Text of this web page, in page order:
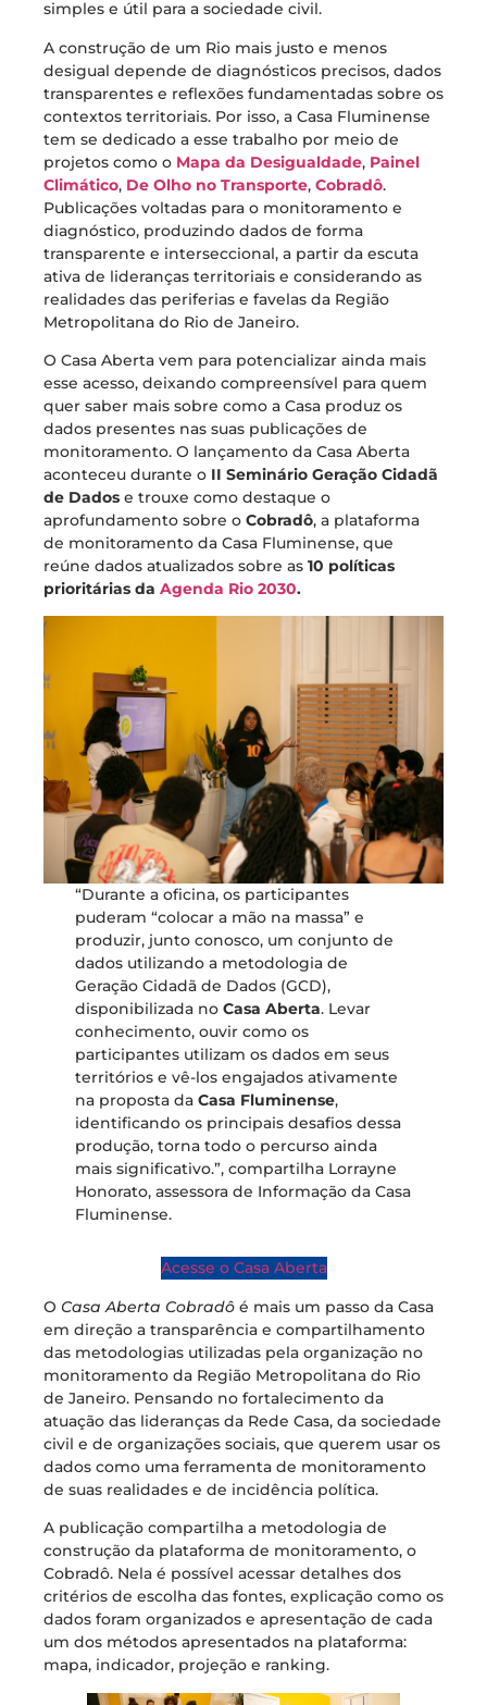
simples e útil para a sociedade civil.
A construção de um Rio mais justo e menos
desigual depende de diagnósticos precisos, dados
transparentes e reflexões fundamentadas sobre os
contextos territoriais. Por isso, a Casa Fluminense
tem se dedicado a esse trabalho por meio de
projetos como o Mapa da Desigualdade, Painel
Climático, De Olho no Transporte, Cobradô.
Publicações voltadas para o monitoramento e
diagnóstico, produzindo dados de forma
transparente e interseccional, a partir da escuta
ativa de lideranças territoriais e considerando as
realidades das periferias e favelas da Região
Metropolitana do Rio de Janeiro.
O Casa Aberta vem para potencializar ainda mais
esse acesso, deixando compreensível para quem
quer saber mais sobre como a Casa produz os
dados presentes nas suas publicações de
monitoramento. O lançamento da Casa Aberta
aconteceu durante o II Seminário Geração Cidadã
de Dados e trouxe como destaque o
aprofundamento sobre o Cobradô, a plataforma
de monitoramento da Casa Fluminense, que
reúne dados atualizados sobre as 10 políticas
prioritárias da Agenda Rio 2030.
“Durante a oficina, os participantes
puderam “colocar a mão na massa” e
produzir, junto conosco, um conjunto de
dados utilizando a metodologia de
Geração Cidadã de Dados (GCD),
disponibilizada noCasa Aberta. Levar
conhecimento, ouvir como os
participantes utilizam os dados em seus
territórios e vê-los engajados ativamente
na proposta daCasa Fluminense,
identificando os principais desafios dessa
produção, torna todo o percurso ainda
mais significativo.”, compartilha Lorrayne
Honorato, assessora de Informação da Casa
Fluminense.
Acesse o Casa Aberta
O Casa Aberta Cobradô é mais um passo da Casa
em direção a transparência e compartilhamento
das metodologias utilizadas pela organização no
monitoramento da Região Metropolitana do Rio
de Janeiro. Pensando no fortalecimento da
atuação das lideranças da Rede Casa, da sociedade
civil e de organizações sociais, que querem usar os
dados como uma ferramenta de monitoramento
de suas realidades e de incidência política.
A publicação compartilha a metodologia de
construção da plataforma de monitoramento, o
Cobradô. Nela é possível acessar detalhes dos
critérios de escolha das fontes, explicação como os
dados foram organizados e apresentação de cada
um dos métodos apresentados na plataforma:
mapa, indicador, projeção e ranking.